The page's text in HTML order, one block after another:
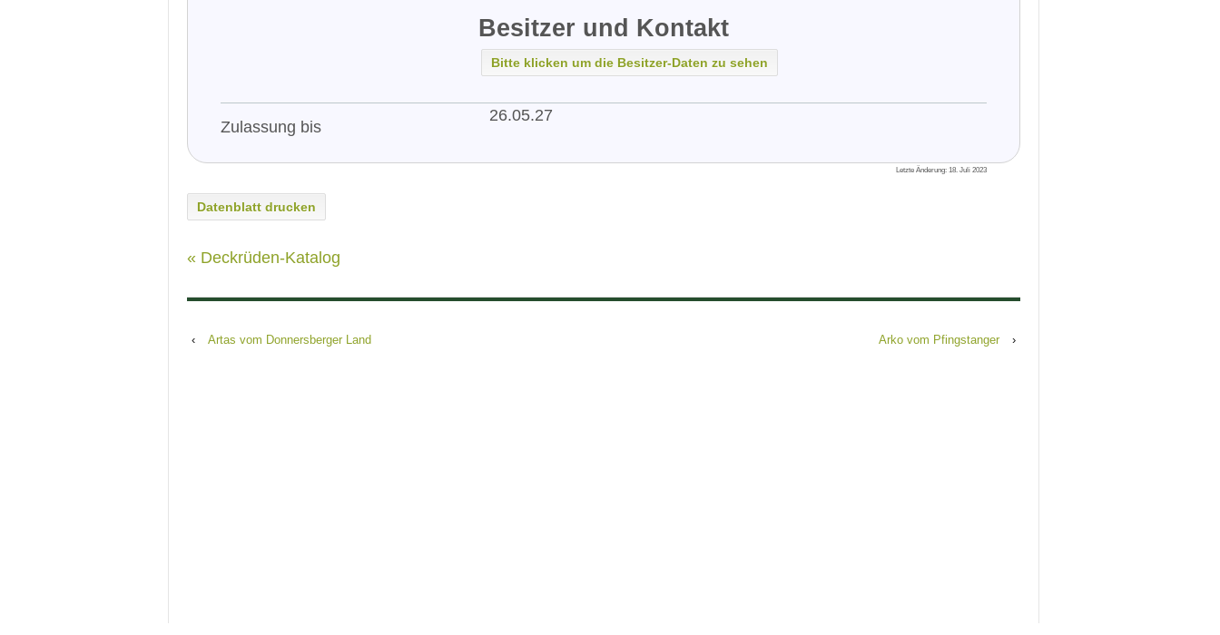
Besitzer und Kontakt
Bitte klicken um die Besitzer-Daten zu sehen
Zulassung bis
26.05.27
Letzte Änderung: 18. Juli 2023
Datenblatt drucken
« Deckrüden-Katalog
‹ Artas vom Donnersberger Land Arko vom Pfingstanger ›